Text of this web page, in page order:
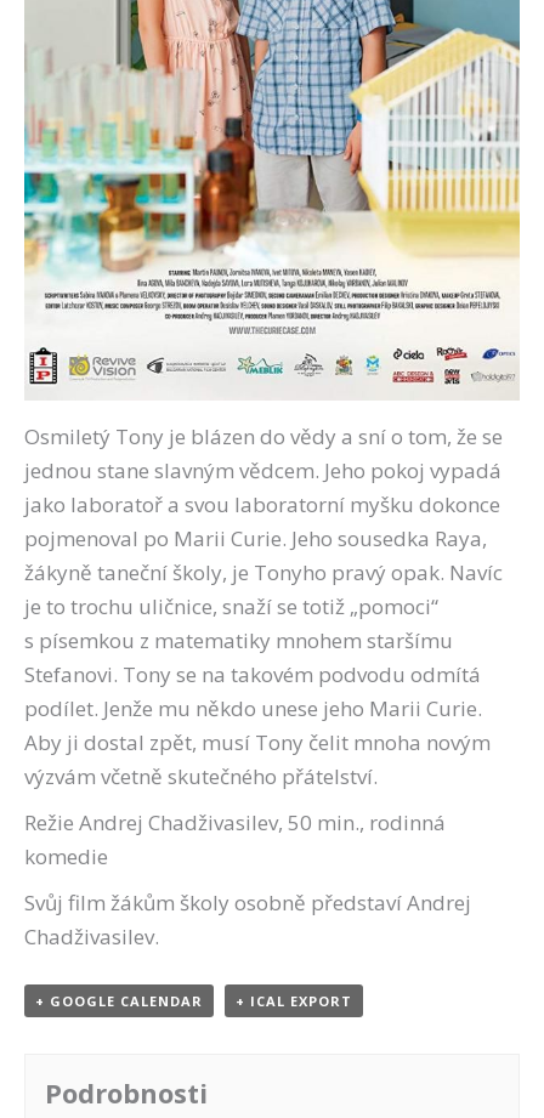
Osmiletý Tony je blázen do vědy a sní o tom, že se
jednou stane slavným vědcem. Jeho pokoj vypadá
jako laboratoř a svou laboratorní myšku dokonce
pojmenoval po Marii Curie. Jeho sousedka Raya,
žákyně taneční školy, je Tonyho pravý opak. Navíc
je to trochu uličnice, snaží se totiž „pomoci“
s písemkou z matematiky mnohem staršímu
Stefanovi. Tony se na takovém podvodu odmítá
podílet. Jenže mu někdo unese jeho Marii Curie.
Aby ji dostal zpět, musí Tony čelit mnoha novým
výzvám včetně skutečného přátelství.
Režie Andrej Chadživasilev, 50 min., rodinná
komedie
Svůj film žákům školy osobně představí Andrej
Chadživasilev.
+ GOOGLE CALENDAR + ICAL EXPORT
Podrobnosti